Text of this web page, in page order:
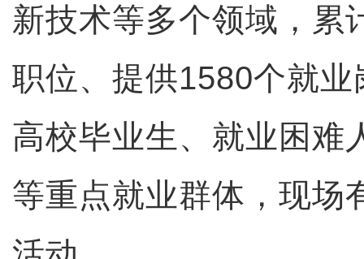
新技术等多个领域，累
职位、提供1580个就
高校毕业生、就业困难
等重点就业群体，现场